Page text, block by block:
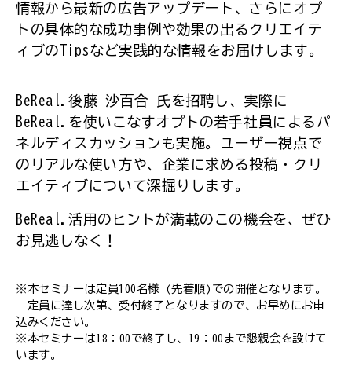
情報から最新の広告アップデート、さらにオプ
トの具体的な成功事例や効果の出るクリエイテ
ィブのTipsなど実践的な情報をお届けします。
BeReal.後藤 沙百合 氏を招聘し、実際に
BeReal.を使いこなすオプトの若手社員によるパ
ネルディスカッションも実施。ユーザー視点で
のリアルな使い方や、企業に求める投稿・クリ
エイティブについて深掘りします。
BeReal.活用のヒントが満載のこの機会を、ぜひ
お見逃しなく！
※本セミナーは定員100名様 (先着順)での開催となります。
定員に達し次第、受付終了となりますので、お早めにお申
込みください。
※本セミナーは18：00で終了し、19：00まで懇親会を設けて
います。